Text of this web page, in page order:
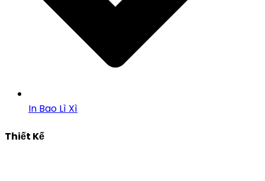
In Bao Lì Xì
Thiết Kế